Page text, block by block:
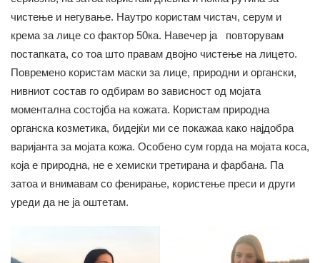
чистење и негување. Наутро користам чистач, серум и
крема за лице со фактор 50ка. Навечер ја повторувам
постапката, со тоа што правам двојно чистење на лицето.
Повремено користам маски за лице, природни и органски,
нивниот состав го одбирам во зависност од мојата
моментална состојба на кожата. Користам природна
органска козметика, бидејќи ми се покажаа како најдобра
варијанта за мојата кожа. Особено сум горда на мојата коса,
која е природна, не е хемиски третирана и фарбана. Па
затоа и внимавам со фенирање, користење преси и други
уреди да не ја оштетам.